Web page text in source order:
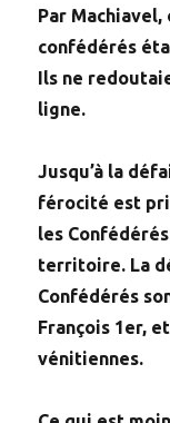
Par
confédérés
Ils ne
ligne.
Jusqu’à la
férocité est
les
territoire. La
Confédérés
François 1er,
vénitiennes.